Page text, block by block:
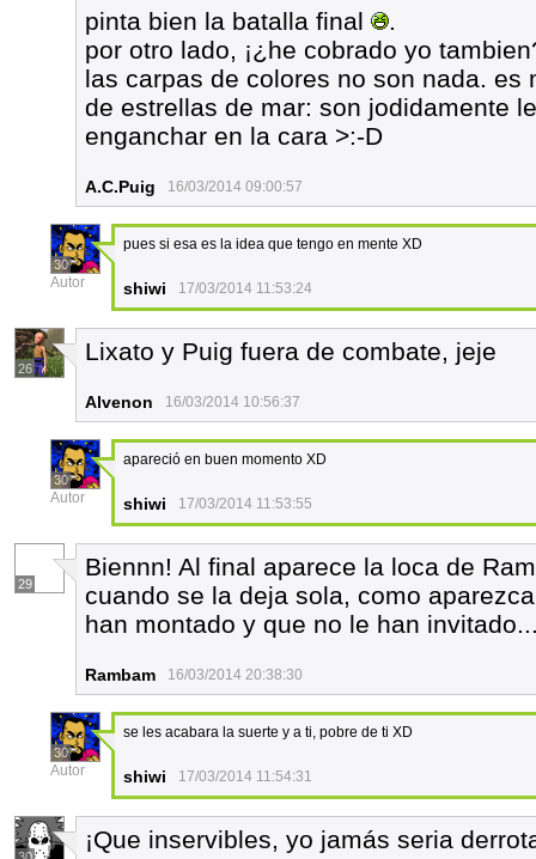
pinta bien la batalla final
.
por otro lado, ¡¿he cobrado yo
las carpas de colores no son nada.
de estrellas de mar: son jodidamente
enganchar en la cara >:-D
A.C.Puig 16/03/2014 09:00:57
30
Autor
pues si esa es la idea que tengo en mente XD
shiwi 17/03/2014 11:53:24
26
Lixato y Puig fuera de combate, jeje
Alvenon 16/03/2014 10:56:37
30
Autor
apareció en buen momento XD
shiwi 17/03/2014 11:53:55
29
Biennn! Al final aparece la loca de
cuando se la deja sola, como
han montado y que no le han
Rambam 16/03/2014 20:38:30
30
Autor
se les acabara la suerte y a ti, pobre de ti XD
shiwi 17/03/2014 11:54:31
¡Que inservibles, yo jamás seria